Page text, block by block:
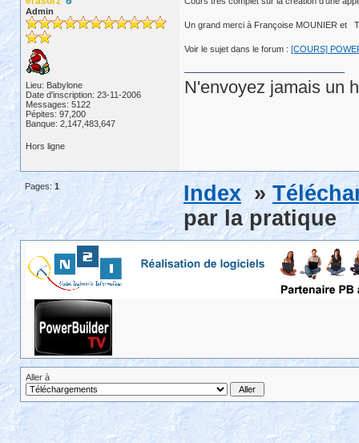
Admin
Lieu: Babylone
Date d'inscription: 23-11-2006
Messages: 5122
Pépites: 97,200
Banque: 2,147,483,647
Un grand merci à Françoise MOUNIER et
Voir le sujet dans le forum : [COURS]
N'envoyez jamais un
Hors ligne
Pages: 1 Index »
par la pratique
Aller à